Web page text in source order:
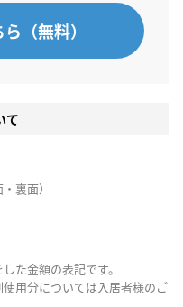
（無料）
て
裏面）
た金額の表記です。
用分については入居者様のご